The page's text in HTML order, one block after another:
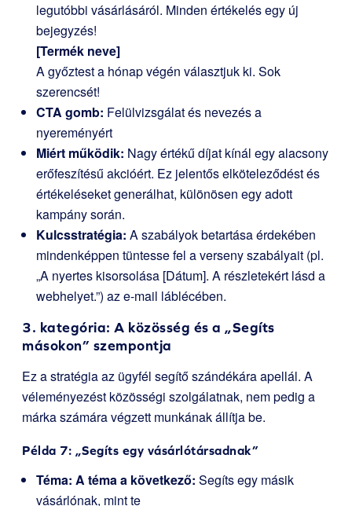
legutóbbi vásárlásáról. Minden értékelés egy új
bejegyzés!
[Termék neve]
A győztest a hónap végén választjuk ki. Sok
szerencsét!
CTA gomb: Felülvizsgálat és nevezés a
nyereményért
Miért működik: Nagy értékű díjat kínál egy alacsony
erőfeszítésű akcióért. Ez jelentős elköteleződést és
értékeléseket generálhat, különösen egy adott
kampány során.
Kulcsstratégia: A szabályok betartása érdekében
mindenképpen tüntesse fel a verseny szabályait (pl.
„A nyertes kisorsolása [Dátum]. A részletekért lásd a
webhelyet.”) az e-mail láblécében.
3. kategória: A közösség és a „Segíts
másokon” szempontja
Ez a stratégia az ügyfél segítő szándékára apellál. A
véleményezést közösségi szolgálatnak, nem pedig a
márka számára végzett munkának állítja be.
Példa 7: „Segíts egy vásárlótársadnak”
Téma: A téma a következő: Segíts egy másik
vásárlónak, mint te